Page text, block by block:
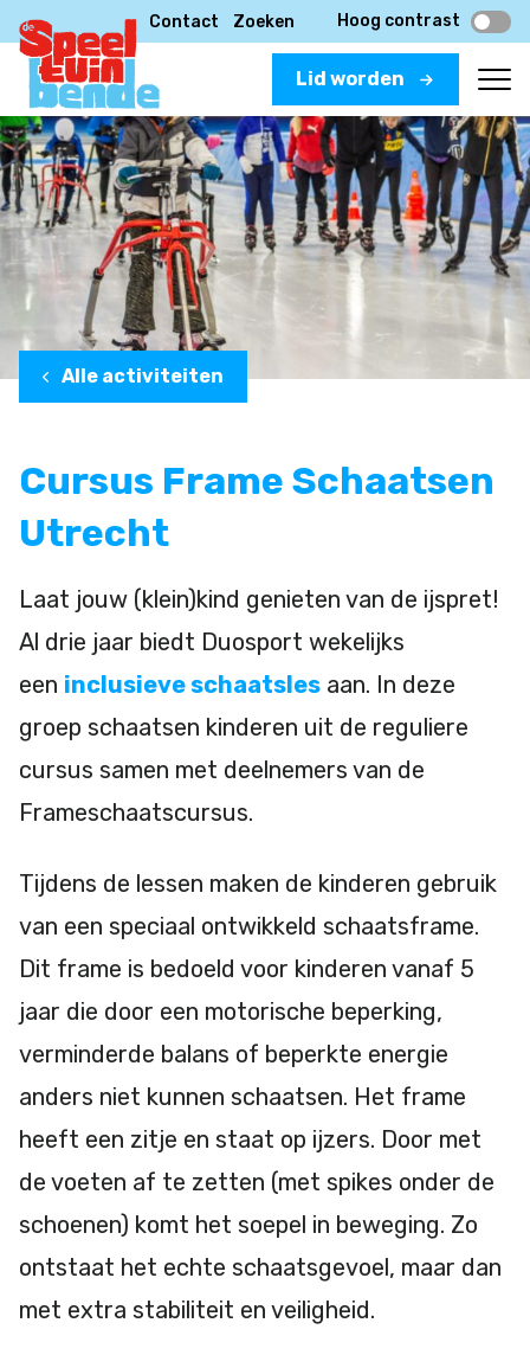
Contact Zoeken Hoog contrast
Lid worden
Alle activiteiten
Cursus Frame Schaatsen
Utrecht
Laat jouw (klein)kind genieten van de ijspret!
Al drie jaar biedt Duosport wekelijks
een inclusieve schaatsles aan. In deze
groep schaatsen kinderen uit de reguliere
cursus samen met deelnemers van de
Frameschaatscursus.
Tijdens de lessen maken de kinderen gebruik
van een speciaal ontwikkeld schaatsframe.
Dit frame is bedoeld voor kinderen vanaf 5
jaar die door een motorische beperking,
verminderde balans of beperkte energie
anders niet kunnen schaatsen. Het frame
heeft een zitje en staat op ijzers. Door met
de voeten af te zetten (met spikes onder de
schoenen) komt het soepel in beweging. Zo
ontstaat het echte schaatsgevoel, maar dan
met extra stabiliteit en veiligheid.